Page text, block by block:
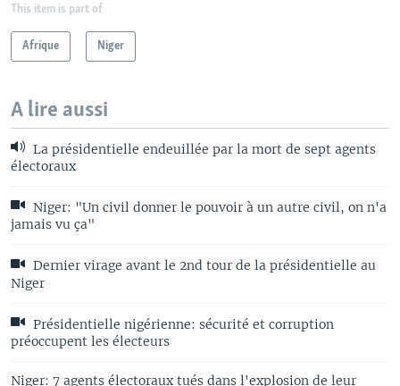
This item is part of
Afrique Niger
A lire aussi
La présidentielle endeuillée par la mort de sept agents
électoraux
Niger: "Un civil donner le pouvoir à un autre civil, on n'a
jamais vu ça"
Dernier virage avant le 2nd tour de la présidentielle au
Niger
Présidentielle nigérienne: sécurité et corruption
préoccupent les électeurs
Niger: 7 agents électoraux tués dans l'explosion de leur